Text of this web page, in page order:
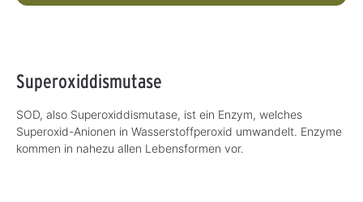
Superoxiddismutase
SOD, also Superoxiddismutase, ist ein Enzym, welches
Superoxid-Anionen in Wasserstoffperoxid umwandelt. Enzyme
kommen in nahezu allen Lebensformen vor.